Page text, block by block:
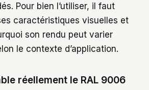
Pour bien l’utiliser, il faut
caractéristiques visuelles et
son rendu peut varier
le contexte d’application.
réellement le RAL 9006